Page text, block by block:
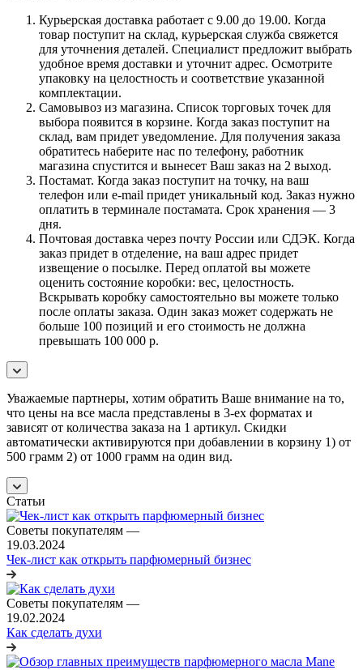
Курьерская доставка работает с 9.00 до 19.00. Когда
товар поступит на склад, курьерская служба свяжется
для уточнения деталей. Специалист предложит выбрать
удобное время доставки и уточнит адрес. Осмотрите
упаковку на целостность и соответствие указанной
комплектации.
Самовывоз из магазина. Список торговых точек для
выбора появится в корзине. Когда заказ поступит на
склад, вам придет уведомление. Для получения заказа
обратитесь наберите нас по телефону, работник
магазина спустится и вынесет Ваш заказ на 2 выход.
Постамат. Когда заказ поступит на точку, на ваш
телефон или e-mail придет уникальный код. Заказ нужно
оплатить в терминале постамата. Срок хранения — 3
дня.
Почтовая доставка через почту России или СДЭК. Когда
заказ придет в отделение, на ваш адрес придет
извещение о посылке. Перед оплатой вы можете
оценить состояние коробки: вес, целостность.
Вскрывать коробку самостоятельно вы можете только
после оплаты заказа. Один заказ может содержать не
больше 100 позиций и его стоимость не должна
превышать 100 000 р.
Уважаемые партнеры, хотим обратить Ваше внимание на то,
что цены на все масла представлены в 3-ех форматах и
зависят от количества заказа на 1 артикул. Скидки
автоматически активируются при добавлении в корзину 1) от
500 грамм 2) от 1000 грамм на один вид.
Статьи
Советы покупателям —
19.03.2024
Чек-лист как открыть парфюмерный бизнес
Советы покупателям —
19.02.2024
Как сделать духи